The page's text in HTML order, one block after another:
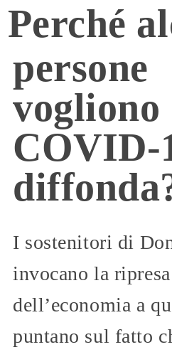
Perché
persone
vogliono
COVID-
I sostenitori di
invocano la
dell’economia a
puntano sul fatto